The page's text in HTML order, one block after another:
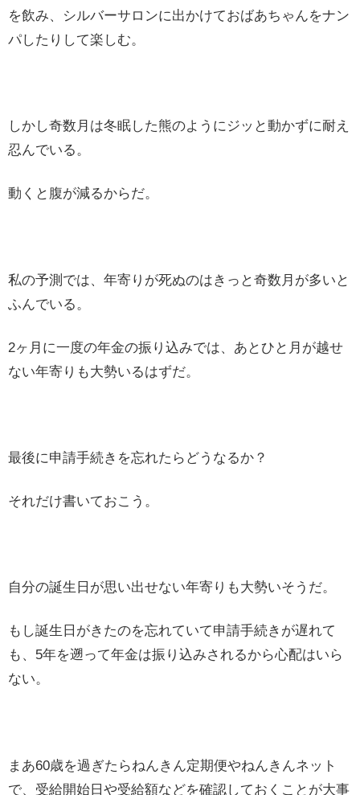
を飲み、シルバーサロンに出かけておばあちゃんをナン
パしたりして楽しむ。
しかし奇数月は冬眠した熊のようにジッと動かずに耐え
忍んでいる。
動くと腹が減るからだ。
私の予測では、年寄りが死ぬのはきっと奇数月が多いと
ふんでいる。
2ヶ月に一度の年金の振り込みでは、あとひと月が越せ
ない年寄りも大勢いるはずだ。
最後に申請手続きを忘れたらどうなるか？
それだけ書いておこう。
自分の誕生日が思い出せない年寄りも大勢いそうだ。
もし誕生日がきたのを忘れていて申請手続きが遅れて
も、5年を遡って年金は振り込みされるから心配はいら
ない。
まあ60歳を過ぎたらねんきん定期便やねんきんネット
で、受給開始日や受給額などを確認しておくことが大事